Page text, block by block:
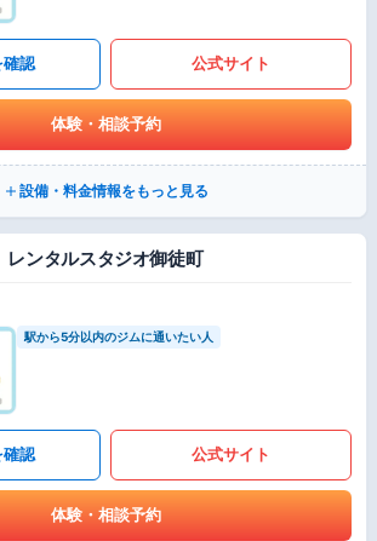
確認 公式サイト
体験・相談予約
設備・料金情報をもっと見る
ンタルスタジオ御徒町
駅から5分以内のジムに通いたい人
確認 公式サイト
体験・相談予約